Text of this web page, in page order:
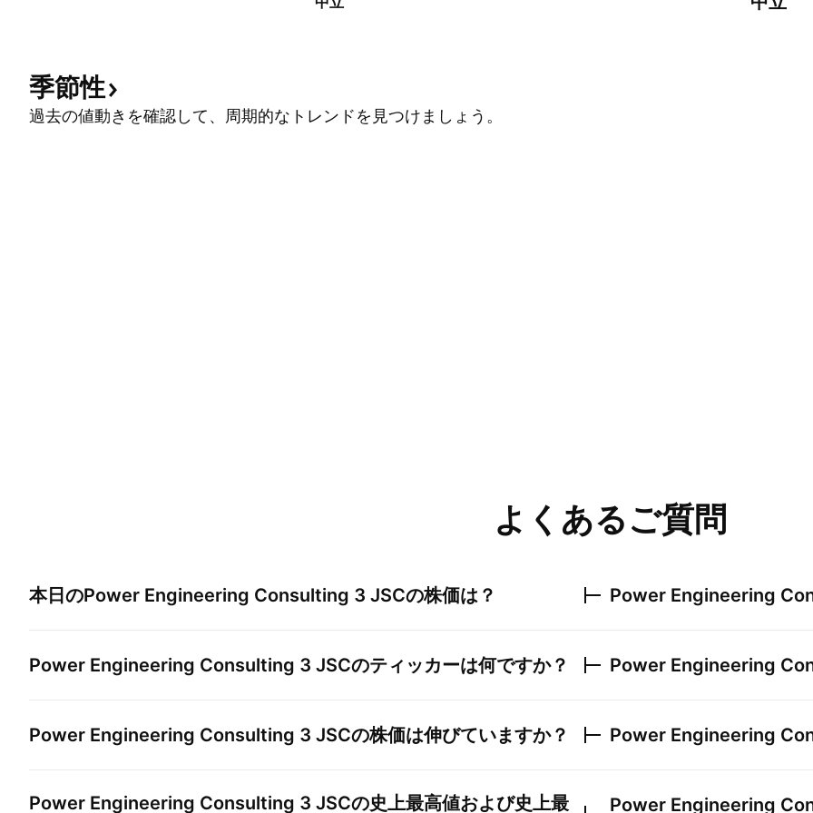
季節性
過去の値動きを確認して、周期的なトレンドを見つけましょう。
よくあるご質問
本日のPower Engineering Consulting 3 JSCの株価は？
Power Engineering Consulting 3 JSCのティッカーは何ですか？
Power Engineering Consulting 3 JSCの株価は伸びていますか？
Power Engineering Consulting 3 JSCの史上最高値および史上最
Power Engineering
Power Engineering
Power Engineering
Power Engineering